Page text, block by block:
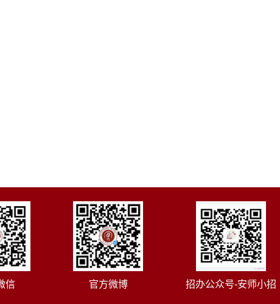
信 官方微博 招办公众号-安师小招